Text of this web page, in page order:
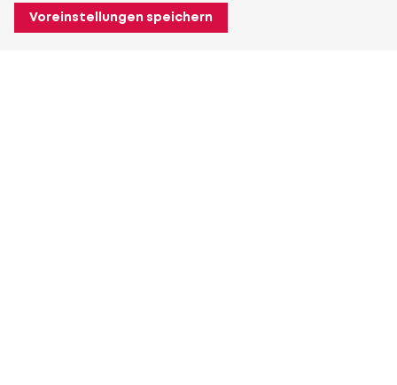
Voreinstellungen speichern